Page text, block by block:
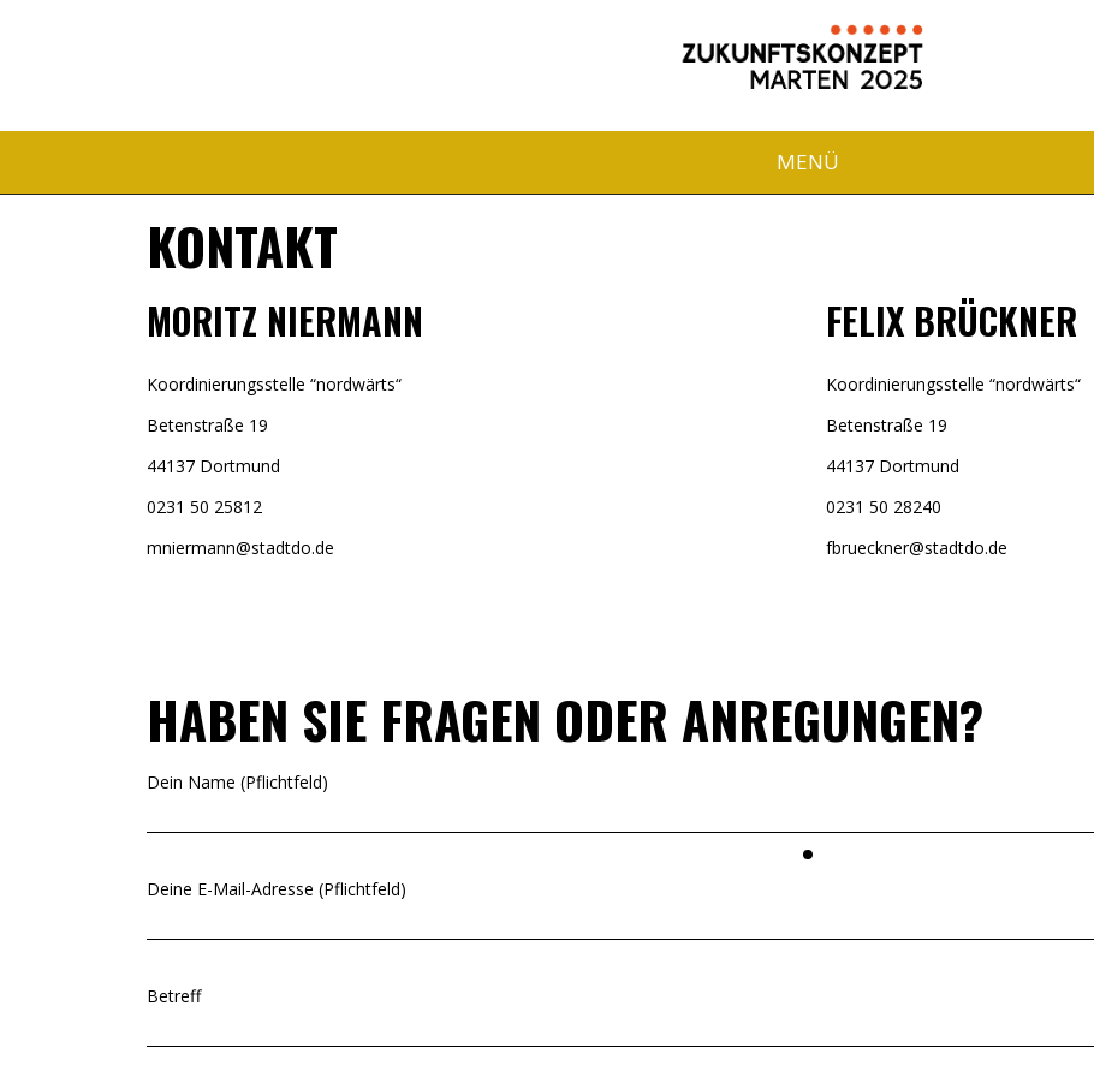
MENÜ
KONTAKT
MORITZ NIERMANN
Koordinierungsstelle “nordwärts“
Betenstraße 19
44137 Dortmund
0231 50 25812
mniermann@stadtdo.de
FELIX BRÜCKNER
Koordinierungsstelle “nordwärts“
Betenstraße 19
44137 Dortmund
0231 50 28240
fbrueckner@stadtdo.de
HABEN SIE FRAGEN ODER ANREGUNGEN?
Dein Name (Pflichtfeld)
Deine E-Mail-Adresse (Pflichtfeld)
Betreff